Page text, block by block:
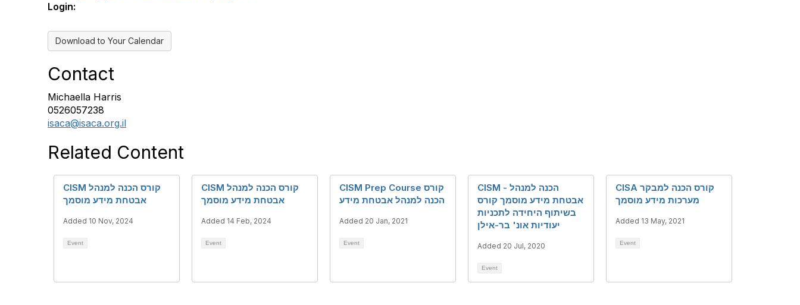
Login:
Download to Your Calendar
Contact
Michaella Harris
0526057238
isaca@isaca.org.il
Related Content
CISM קורס הכנה למנהל
אבטחת מידע מוסמך
Added 10 Nov, 2024
Event
CISM קורס הכנה למנהל
אבטחת מידע מוסמך
Added 14 Feb, 2024
Event
CISM Prep Course קורס
הכנה למנהל אבטחת מידע
Added 20 Jan, 2021
Event
CISM - הכנה למנהל
אבטחת מידע מוסמך קורס
בשיתוף היחידה לתכניות
יעודיות אונ' בר-אילן
Added 20 Jul, 2020
Event
CISA קורס הכנה למבקר
מערכות מידע מוסמך
Added 13 May, 2021
Event